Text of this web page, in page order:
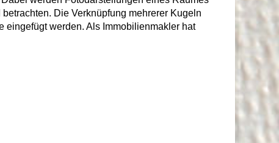
Die Verknüpfung mehrerer Kugeln
eingefügt werden. Als Immobilienmakler hat